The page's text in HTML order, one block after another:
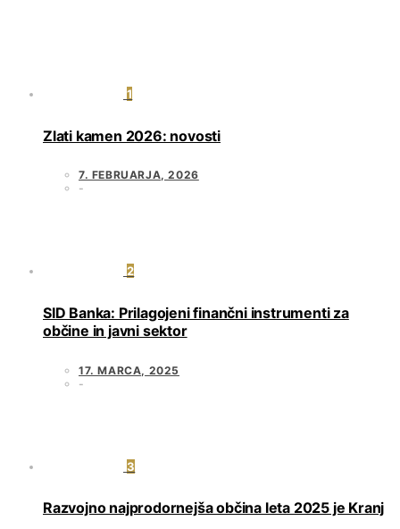
1
Zlati kamen 2026: novosti
7. FEBRUARJA, 2026
2
SID Banka: Prilagojeni finančni instrumenti za
občine in javni sektor
17. MARCA, 2025
3
Razvojno najprodornejša občina leta 2025 je Kranj